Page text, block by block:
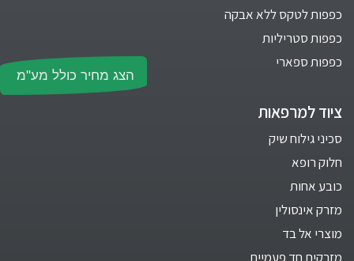
הצג מחיר כולל מע"מ
כפפות לטקס ללא אבקה
כפפות סטריליות
כפפות ספארי
ציוד למרפאות
סכיני גילוח שיק
חלוק רופא
כובע אחות
מזרק אינסולין
מוצרי אל בד
מזרקים חד פעמיים